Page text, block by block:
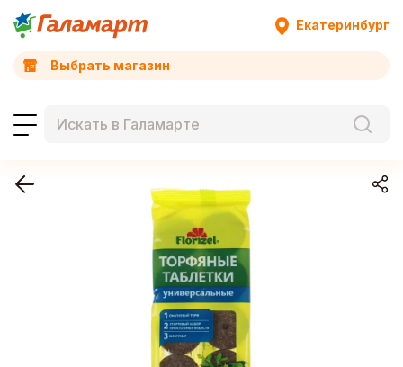
Екатеринбург
Выбрать магазин